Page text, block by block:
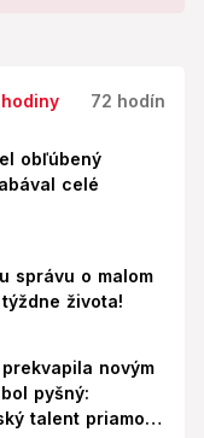
72 hodín
obľúbený
celé
správu o malom
života!
novým
pyšný:
talent priamo v